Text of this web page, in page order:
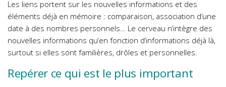
Les liens portent sur les nouvelles informations et des
éléments déjà en mémoire : comparaison, association d’une
date à des nombres personnels… Le cerveau n’intègre des
nouvelles informations qu’en fonction d’informations déjà là,
surtout si elles sont familières, drôles et personnelles.
Repérer ce qui est le plus important